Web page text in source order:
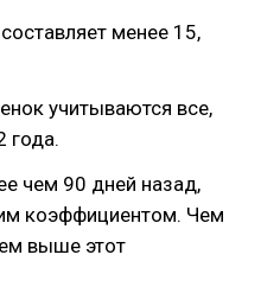
менее 15,
учитываются все,
года.
чем 90 дней назад,
коэффициентом. Чем
выше этот